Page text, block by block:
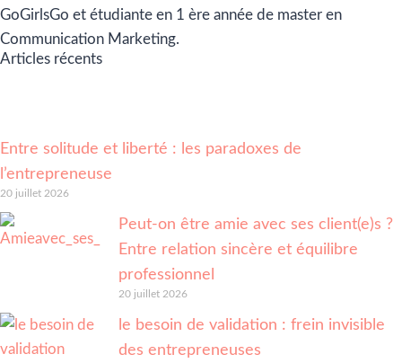
GoGirlsGo et étudiante en 1 ère année de master en
Communication Marketing.
Articles récents
Entre solitude et liberté : les paradoxes de
l’entrepreneuse
20 juillet 2026
Peut-on être amie avec ses client(e)s ?
Entre relation sincère et équilibre
professionnel
20 juillet 2026
le besoin de validation : frein invisible
des entrepreneuses